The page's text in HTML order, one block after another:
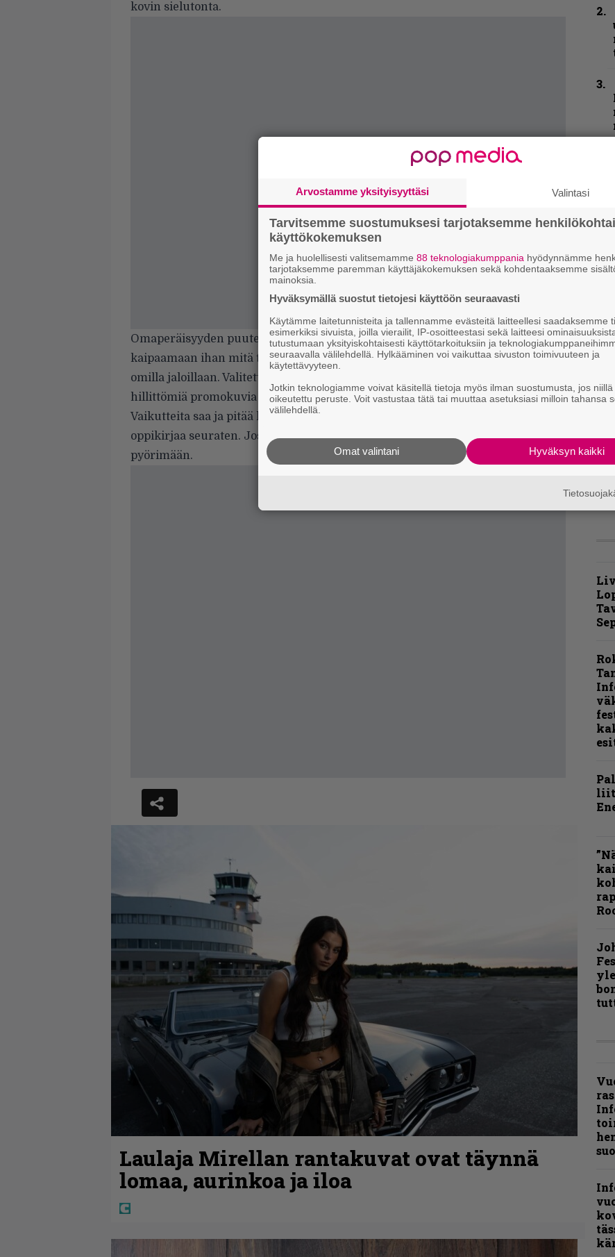
kovin sielutonta.
Omaperäisyyden puute onkin selkeästi bändin suurin kompastuskivi. Jään
kaipaamaan ihan mitä tahansa, mikä osoittaisi ryhmän kykenevän seisomaan
omilla jaloillaan. Valitettavasti kaikki omaleimaisuuden rippeet on käytetty
hillittömiä promokuvia ottaessa.
Vaikutteita saa ja pitää hyödyntää, mutta nyt mennään aivan liian tarkasti
oppikirjaa seuraten. Jos copy/paste-meininki ei haittaa, ei muuta kuin levy
pyörimään.
Laulaja Mirellan rantakuvat ovat täynnä
lomaa, aurinkoa ja iloa
Arvostamme yksityisyyttäsi Valintasi
Tarvitsemme suostumuksesi tarjotaksemme
käyttökokemuksen
Me ja huolellisesti valitsemamme 88 teknologiakumppania hyödynnämme
tarjotaksemme paremman käyttäjäkokemuksen sekä kohdentaaksemme
mainoksia.
Hyväksymällä suostut tietojesi käyttöön seuraavasti
Käytämme laitetunnisteita ja tallennamme evästeitä laitteellesi saadaksemme
esimerkiksi sivuista, joilla vierailit, IP-osoitteestasi sekä laitteesi
tutustumaan yksityiskohtaisesti käyttötarkoituksiin ja
seuraavalla välilehdellä. Hylkääminen voi vaikuttaa sivuston toimivuuteen ja
käytettävyyteen.
Jotkin teknologiamme voivat käsitellä tietoja myös ilman suostumusta, jos niillä
oikeutettu peruste. Voit vastustaa tätä tai muuttaa asetuksiasi milloin tahansa
välilehdellä.
Hyväksyn kaikki
Omat valintani